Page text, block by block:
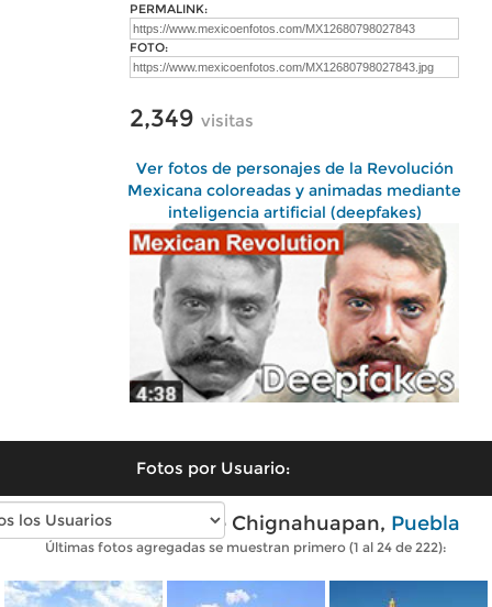
PERMALINK:
FOTO:
2,349 visitas
Ver fotos de personajes de la Revolución
Mexicana coloreadas y animadas mediante
inteligencia artificial (deepfakes)
Fotos por Usuario:
Fotos modernas de Chignahuapan, Puebla
Últimas fotos agregadas se muestran primero (1 al 24 de 222):